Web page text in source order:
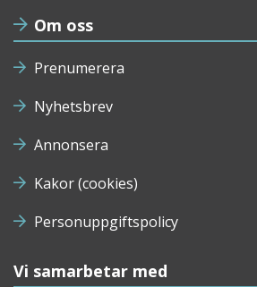
Om oss
Prenumerera
Nyhetsbrev
Annonsera
Kakor (cookies)
Personuppgiftspolicy
Vi samarbetar med